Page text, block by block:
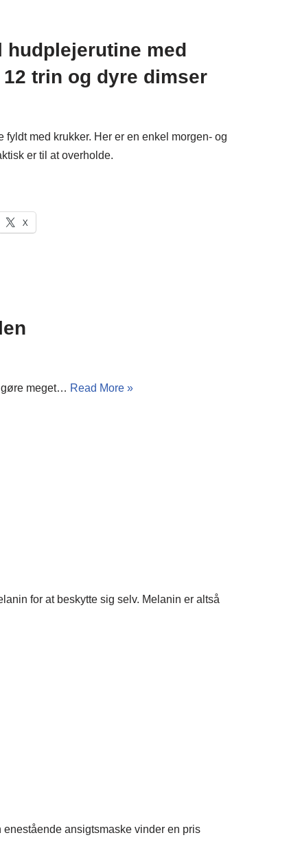
med
trin og dyre dimser
med krukker. Her er en enkel morgen- og
er til at overholde.
X
gøre meget… Read More »
for at beskytte sig selv. Melanin er altså
ansigtsmaske vinder en pris